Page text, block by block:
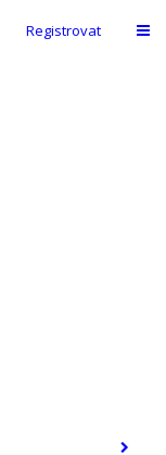
Registrovat